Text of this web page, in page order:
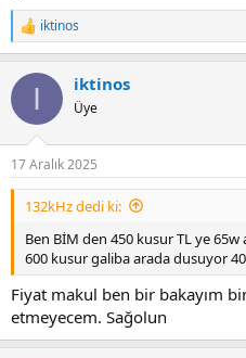
R
e
c
i
s
:
iktinos
I iktinos
Üye
17 Aralık 2025
132kHz dedi ki:
Ben BİM den 450 kusur TL ye 65w
600 kusur galiba arada dusuyor
Fiyat makul ben bir bakayım
etmeyecem. Sağolun